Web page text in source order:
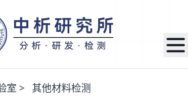
室 > 其他材料检测